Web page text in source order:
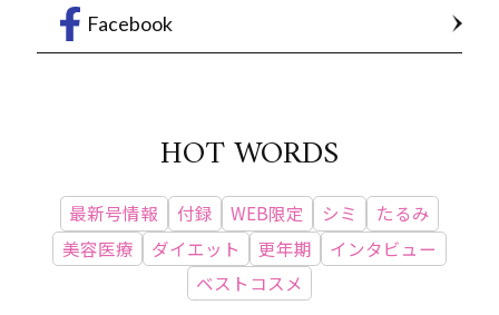
Facebook
HOT WORDS
最新号情報 付録 WEB限定 シミ
たるみ
美容医療
ダイエット 更年期
インタビュー
ベストコスメ